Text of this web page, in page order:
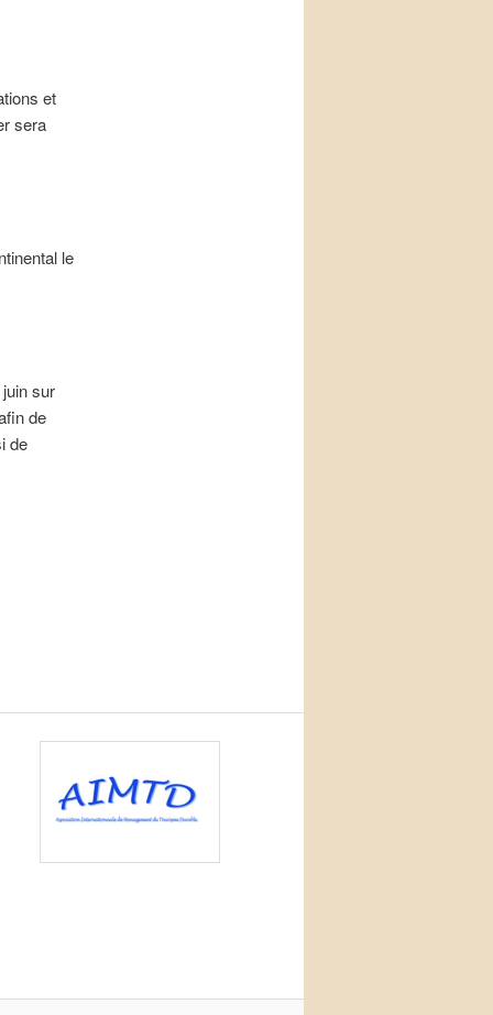
et
sera
le
sur
de
de